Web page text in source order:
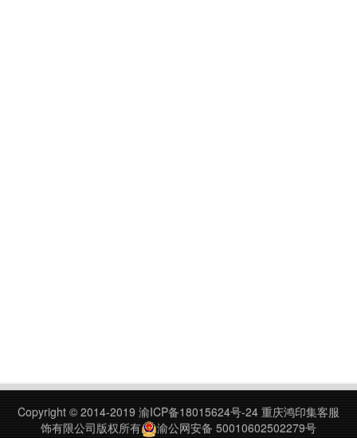
Copyright © 2014-2019 渝ICP备18015624号-24 重庆鸿印集客服
饰有限公司版权所有
渝公网安备 50010602502279号